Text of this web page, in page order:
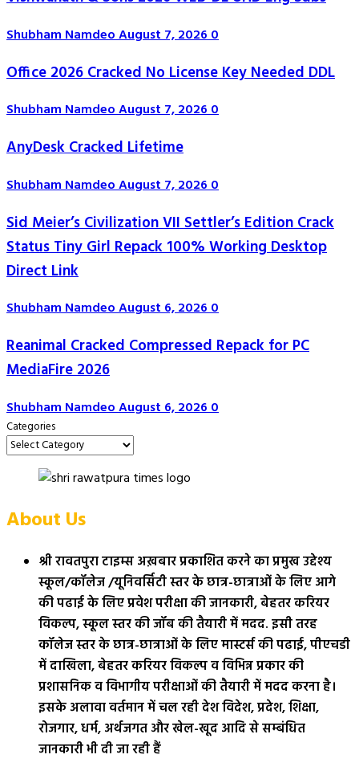
Shubham NamdeoAugust 7, 20260
Office 2026 Cracked No License Key Needed DDL
Shubham NamdeoAugust 7, 20260
AnyDesk Cracked Lifetime
Shubham NamdeoAugust 7, 20260
Sid Meier’s Civilization VII Settler’s Edition Crack
Status Tiny Girl Repack 100% Working Desktop
Direct Link
Shubham NamdeoAugust 6, 20260
Reanimal Cracked Compressed Repack for PC
MediaFire 2026
Shubham NamdeoAugust 6, 20260
Categories
About Us
श्री रावतपुरा टाइम्स अख़बार प्रकाशित करने का प्रमुख उद्देश्य
स्कूल/कॉलेज /यूनिवर्सिटी स्तर के छात्र-छात्राओं के लिए आगे
की पढाई के लिए प्रवेश परीक्षा की जानकारी, बेहतर करियर
विकल्प, स्कूल स्तर की जॉब की तैयारी में मदद. इसी तरह
कॉलेज स्तर के छात्र-छात्राओं के लिए मास्टर्स की पढाई, पीएचडी
में दाखिला, बेहतर करियर विकल्प व विभिन्न प्रकार की
प्रशासनिक व विभागीय परीक्षाओं की तैयारी में मदद करना है।
इसके अलावा वर्तमान में चल रही देश विदेश, प्रदेश, शिक्षा,
रोजगार, धर्म, अर्थजगत और खेल-खूद आदि से सम्बंधित
जानकारी भी दी जा रही हैं